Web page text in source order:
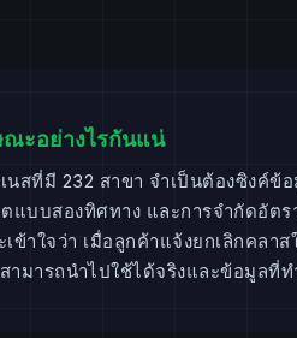
ะอย่างไรกันแน่
สที่มี 232 สาขา จำเป็นต้องซิงค์ข้
แบบสองทิศทาง และการจำกัดอัต
ข้าใจว่า เมื่อลูกค้าแจ้งยกเลิกคล
มารถนำไปใช้ได้จริงและข้อมูลที่